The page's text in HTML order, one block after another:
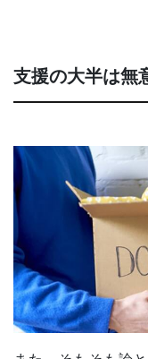
支援の大半は無